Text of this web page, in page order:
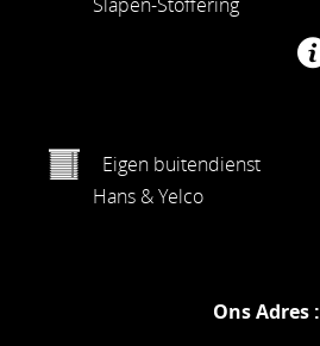
Eigen buitendienst
Hans & Yelco
Ons Adres :